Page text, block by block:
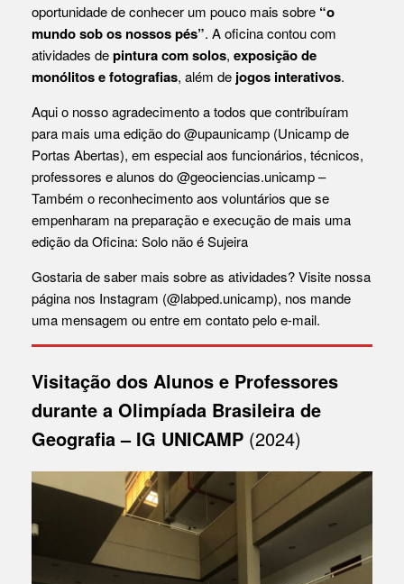
oportunidade de conhecer um pouco mais sobre “o
mundo sob os nossos pés”. A oficina contou com
atividades depintura com solos, exposição de
monólitos e fotografias, além de jogos interativos.
Aqui o nosso agradecimento a todos que contribuíram
para mais uma edição do@upaunicamp (Unicamp de
Portas Abertas), em especial aos funcionários, técnicos,
professores e alunos do@geociencias.unicamp–
Também o reconhecimento aos voluntários que se
empenharam na preparação e execução de mais uma
edição da Oficina: Solo não é Sujeira
Gostaria de saber mais sobre as atividades? Visite nossa
página nos Instagram (@labped.unicamp), nos mande
uma mensagem ou entre em contato pelo e-mail.
Visitação dos Alunos e Professores
durante a Olimpíada Brasileira de
Geografia – IG UNICAMP (2024)